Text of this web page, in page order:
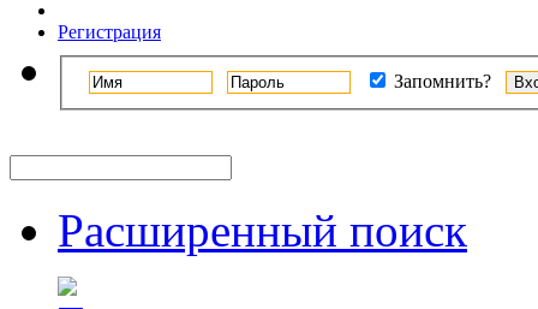
Регистрация
Запомнить?
Расширенный поиск